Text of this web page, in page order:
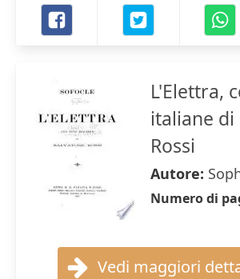
L'Elettra,
italiane di
Rossi
Autore:
Numero di
Vedi maggiori